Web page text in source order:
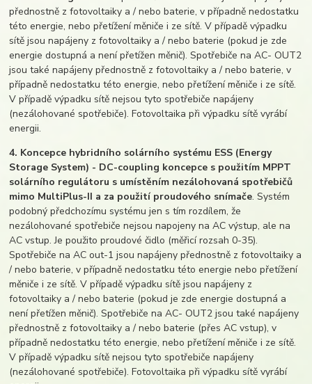
přednostně z fotovoltaiky a / nebo baterie, v případně nedostatku
této energie, nebo přetížení měniče i ze sítě. V případě výpadku
sítě jsou napájeny z fotovoltaiky a / nebo baterie (pokud je zde
energie dostupná a není přetížen měnič). Spotřebiče na AC- OUT2
jsou také napájeny přednostně z fotovoltaiky a / nebo baterie, v
případně nedostatku této energie, nebo přetížení měniče i ze sítě.
V případě výpadku sítě nejsou tyto spotřebiče napájeny
(nezálohované spotřebiče). Fotovoltaika při výpadku sítě vyrábí
energii.
4. Koncepce hybridního solárního systému ESS (Energy
Storage System) - DC-coupling koncepce s použitím MPPT
solárního regulátoru s umístěním nezálohovaná spotřebičů
mimo MultiPlus-II a za použití proudového snímače. Systém
podobný předchozímu systému jen s tím rozdílem, že
nezálohované spotřebiče nejsou napojeny na AC výstup, ale na
AC vstup. Je použito proudové čidlo (měřicí rozsah 0-35).
Spotřebiče na AC out-1 jsou napájeny přednostně z fotovoltaiky a
/ nebo baterie, v případně nedostatku této energie nebo přetížení
měniče i ze sítě. V případě výpadku sítě jsou napájeny z
fotovoltaiky a / nebo baterie (pokud je zde energie dostupná a
není přetížen měnič). Spotřebiče na AC- OUT2 jsou také napájeny
přednostně z fotovoltaiky a / nebo baterie (přes AC vstup), v
případně nedostatku této energie, nebo přetížení měniče i ze sítě.
V případě výpadku sítě nejsou tyto spotřebiče napájeny
(nezálohované spotřebiče). Fotovoltaika při výpadku sítě vyrábí